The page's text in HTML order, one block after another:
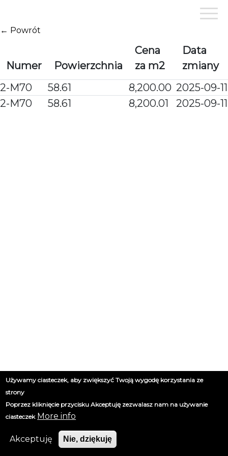
treści
← Powrót
Numer Powierzchnia
Cena
za m2
Data
zmiany
2-M70
58.61 8,200.00 2025-09-11
2-M70
58.61 8,200.01 2025-09-11
Używamy ciasteczek, aby zwiększyć Twoją wygodę korzystania ze
strony
Poprzez kliknięcie przycisku Akceptuję zezwalasz nam na używanie
ciasteczek More info
Akceptuję Nie, dziękuję